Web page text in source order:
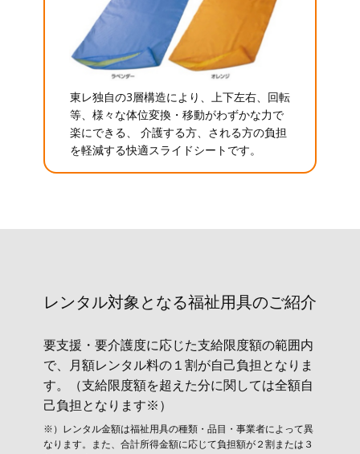
東レ独自の3層構造により、上下左右、回転
等、様々な体位変換・移動がわずかな力で
楽にできる、 介護する方、される方の負担
を軽減する快適スライドシートです。
レンタル対象と​なる福祉用具のご紹介
要支援・要介護度に応じた支給限度額の範囲内
で、月額レンタル料の１割が自己負担となりま
す。（支給限度額を超えた分に関しては全額自
己負担となります※）
※）レンタル金額は福祉用具の種類・品目・事業者によって異
なります。また、合計所得金額に応じて負担額が２割または３